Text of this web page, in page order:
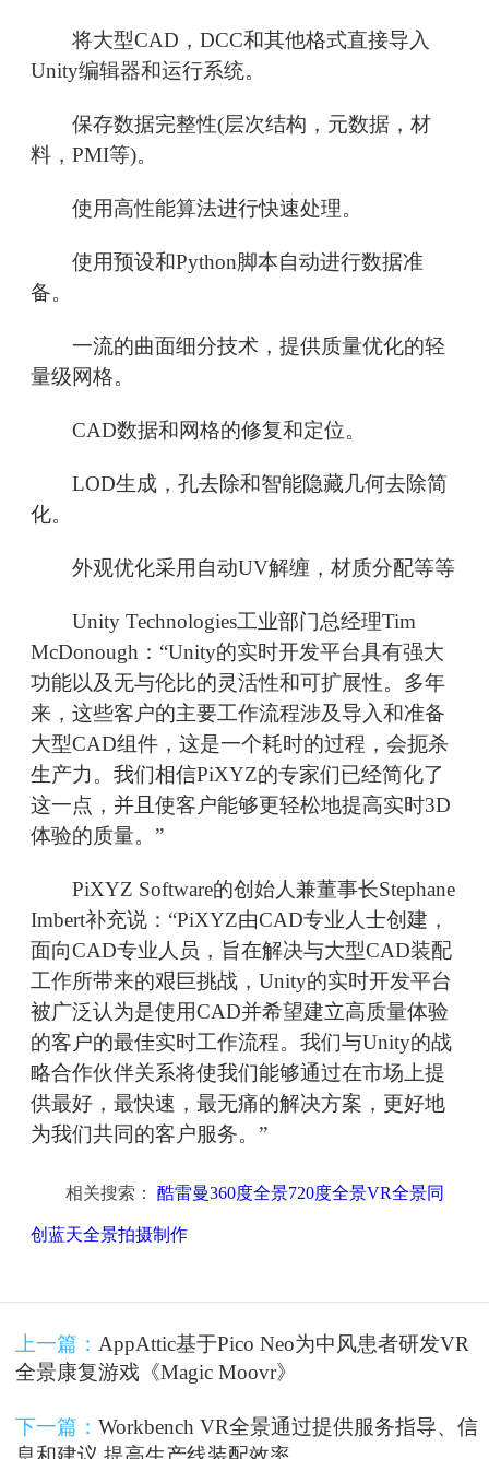
将大型CAD，DCC和其他格式直接导入
Unity编辑器和运行系统。
保存数据完整性(层次结构，元数据，材
料，PMI等)。
使用高性能算法进行快速处理。
使用预设和Python脚本自动进行数据准
备。
一流的曲面细分技术，提供质量优化的轻
量级网格。
CAD数据和网格的修复和定位。
LOD生成，孔去除和智能隐藏几何去除简
化。
外观优化采用自动UV解缠，材质分配等等
Unity Technologies工业部门总经理Tim
McDonough：“Unity的实时开发平台具有强大
功能以及无与伦比的灵活性和可扩展性。多年
来，这些客户的主要工作流程涉及导入和准备
大型CAD组件，这是一个耗时的过程，会扼杀
生产力。我们相信PiXYZ的专家们已经简化了
这一点，并且使客户能够更轻松地提高实时3D
体验的质量。”
PiXYZ Software的创始人兼董事长Stephane
Imbert补充说：“PiXYZ由CAD专业人士创建，
面向CAD专业人员，旨在解决与大型CAD装配
工作所带来的艰巨挑战，Unity的实时开发平台
被广泛认为是使用CAD并希望建立高质量体验
的客户的最佳实时工作流程。我们与Unity的战
略合作伙伴关系将使我们能够通过在市场上提
供最好，最快速，最无痛的解决方案，更好地
为我们共同的客户服务。”
相关搜索： 酷雷曼360度全景720度全景VR全景同
创蓝天全景拍摄制作
上一篇： AppAttic基于Pico Neo为中风患者研发VR
全景康复游戏《Magic Moovr》
下一篇： Workbench VR全景通过提供服务指导、信